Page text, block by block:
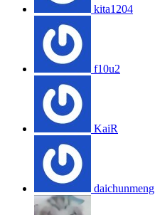
kita1204
f10u2
KaiR
daichunmeng